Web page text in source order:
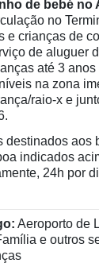
de bebé no
no
e crianças de
de aluguer
até 3
na zona
raio-x e
destinados aos
indicados
24h por
Aeroporto de
e outros